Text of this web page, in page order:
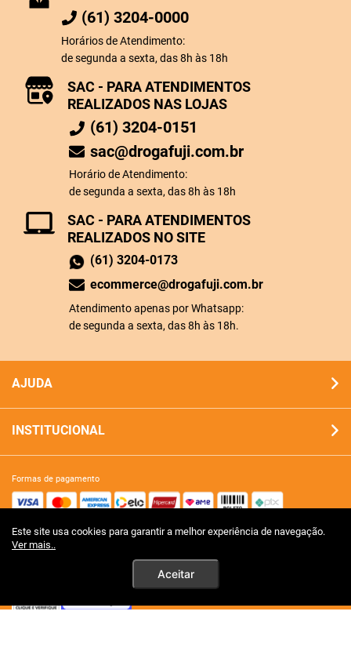
Este site usa cookies para garantir a melhor experiência de navegação.
Ver mais..
Aceitar
(61) 3204-0000
Horários de Atendimento:
de segunda a sexta, das 8h às 18h
SAC - PARA ATENDIMENTOS
REALIZADOS NO SITE
(61) 3204-0173
ecommerce@drogafuji.com.br
Atendimento apenas por Whatsapp:
de segunda a sexta, das 8h às 18h.
SAC - PARA ATENDIMENTOS
REALIZADOS NAS LOJAS
(61) 3204-0151
sac@drogafuji.com.br
Horário de Atendimento:
de segunda a sexta, das 8h às 18h
AJUDA
INSTITUCIONAL
formas de pagamento
site 100% seguro